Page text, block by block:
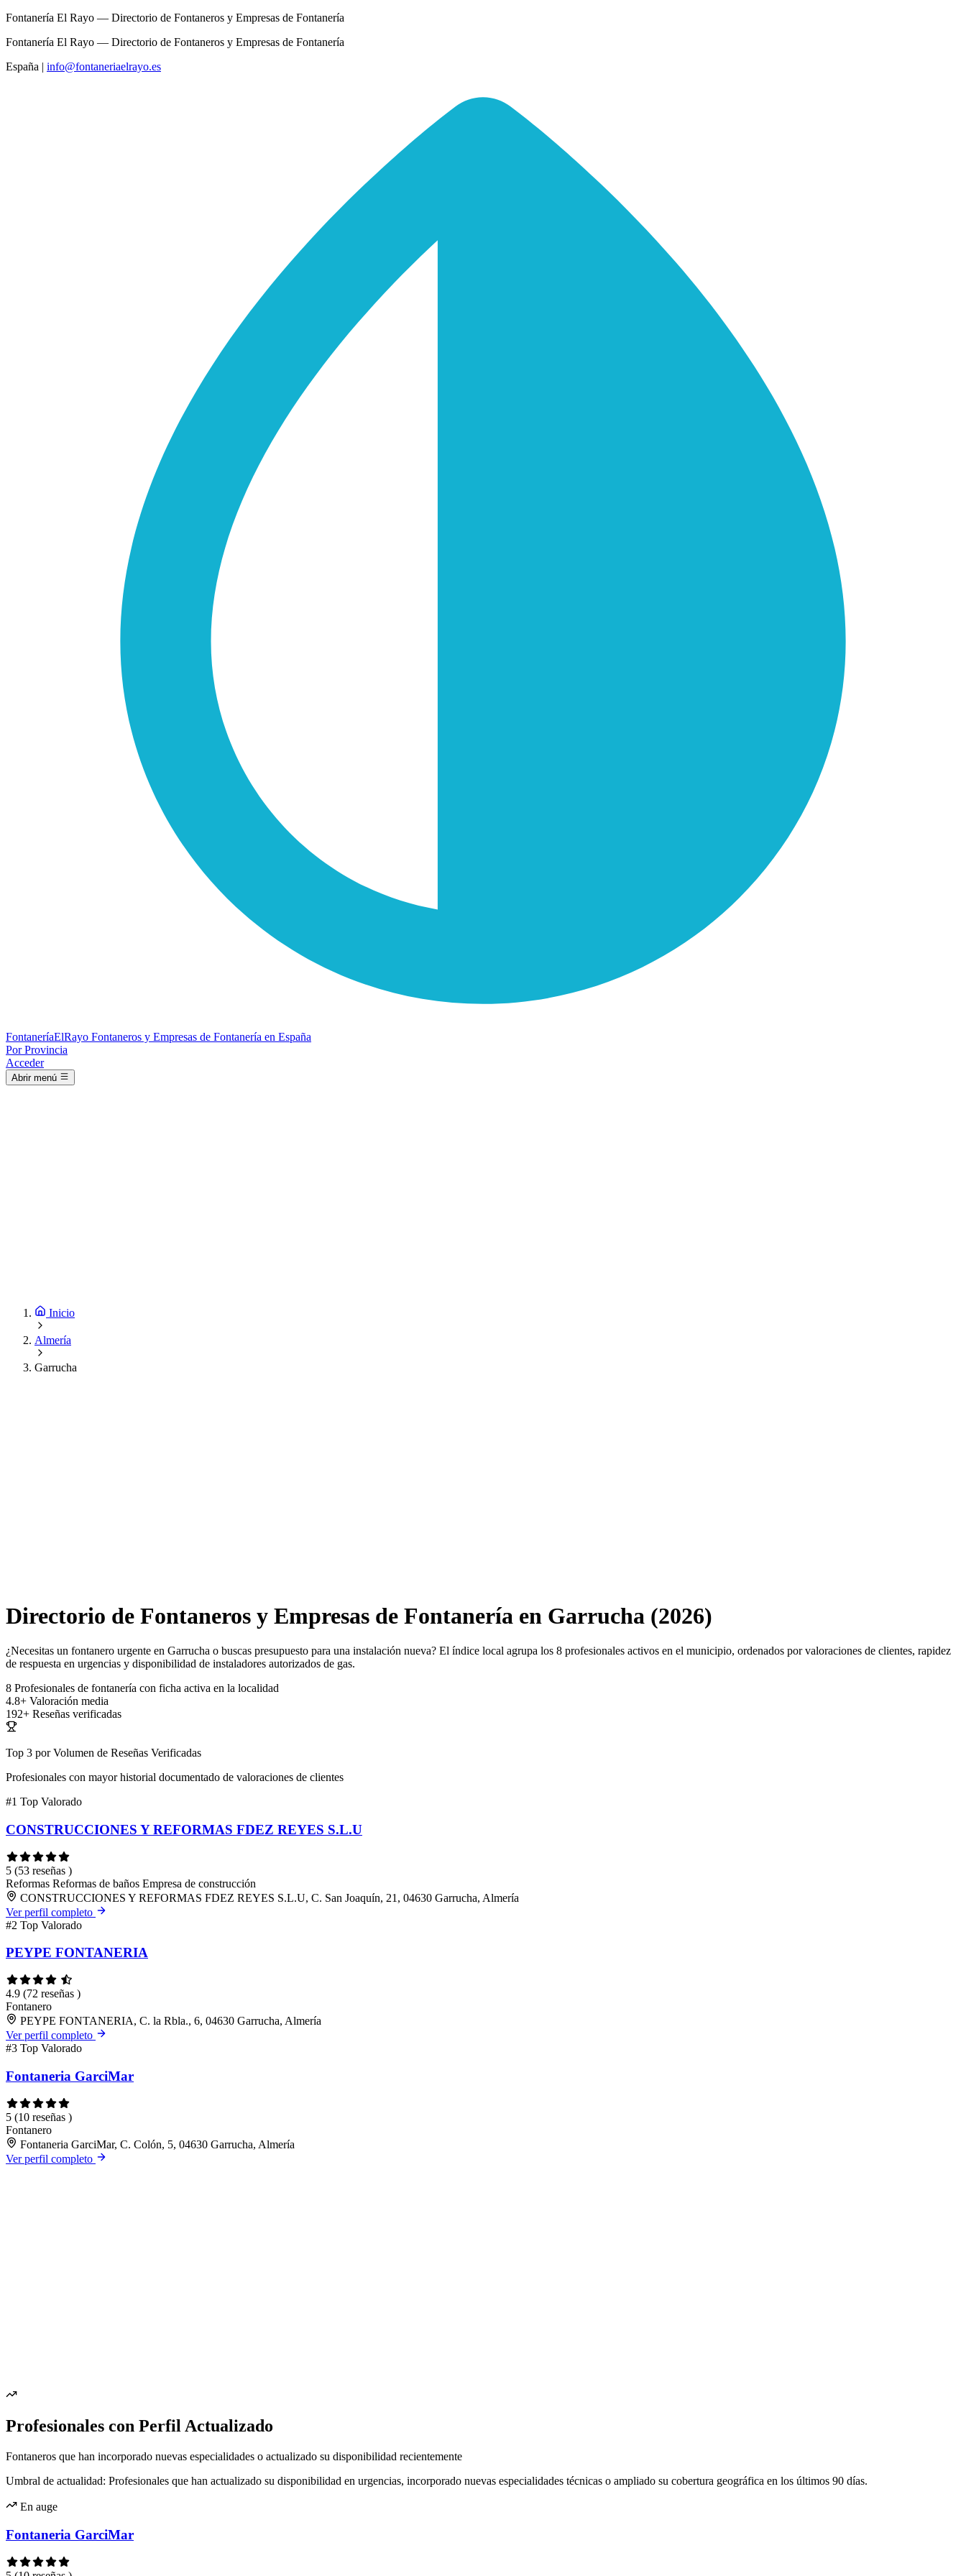
Fontanería El Rayo — Directorio de Fontaneros y Empresas de Fontanería
Fontanería El Rayo — Directorio de Fontaneros y Empresas de Fontanería
España | info@fontaneriaelrayo.es
FontaneríaElRayo Fontaneros y Empresas de Fontanería en España
Por Provincia
Acceder
Abrir menú
Inicio
Almería
Garrucha
Directorio de Fontaneros y Empresas de Fontanería en Garrucha (2026)
¿Necesitas un fontanero urgente en Garrucha o buscas presupuesto para una instalación nueva? El índice local agrupa los 8 profesionales activos en el municipio, ordenados por valoraciones de clientes, rapidez
de respuesta en urgencias y disponibilidad de instaladores autorizados de gas.
8 Profesionales de fontanería con ficha activa en la localidad
4.8+ Valoración media
192+ Reseñas verificadas
Top 3 por Volumen de Reseñas Verificadas
Profesionales con mayor historial documentado de valoraciones de clientes
#1 Top Valorado
CONSTRUCCIONES Y REFORMAS FDEZ REYES S.L.U
5 (53 reseñas )
Reformas Reformas de baños Empresa de construcción
CONSTRUCCIONES Y REFORMAS FDEZ REYES S.L.U, C. San Joaquín, 21, 04630 Garrucha, Almería
Ver perfil completo
#2 Top Valorado
PEYPE FONTANERIA
4.9 (72 reseñas )
Fontanero
PEYPE FONTANERIA, C. la Rbla., 6, 04630 Garrucha, Almería
Ver perfil completo
#3 Top Valorado
Fontaneria GarciMar
5 (10 reseñas )
Fontanero
Fontaneria GarciMar, C. Colón, 5, 04630 Garrucha, Almería
Ver perfil completo
Profesionales con Perfil Actualizado
Fontaneros que han incorporado nuevas especialidades o actualizado su disponibilidad recientemente
Umbral de actualidad: Profesionales que han actualizado su disponibilidad en urgencias, incorporado nuevas especialidades técnicas o ampliado su cobertura geográfica en los últimos 90 días.
En auge
Fontaneria GarciMar